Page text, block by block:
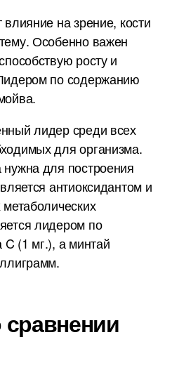
на зрение, кости
Особенно важен
росту и
по содержанию
лидер среди всех
для организма.
для построения
антиоксидантом и
лидером по
(1 мг.), а минтай